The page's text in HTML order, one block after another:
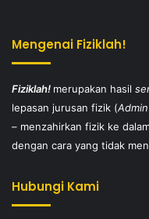
Mengenai Fiziklah!
Fiziklah! merupakan hasil
lepasan jurusan fizik (
– menzahirkan fizik ke
dengan cara yang tidak
Hubungi Kami